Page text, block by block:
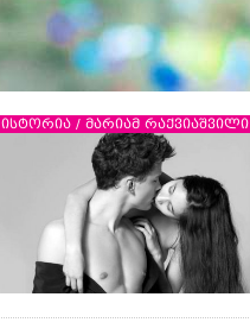
ისტორია / მარიამ რაქვიაშვილი